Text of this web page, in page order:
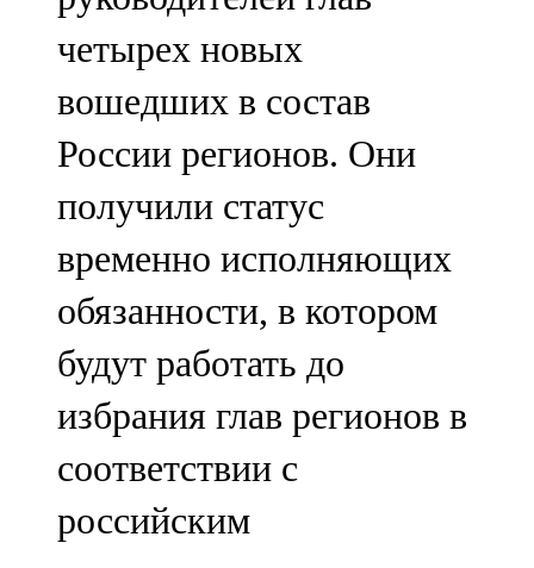
91,0 FM
Шәмәрдән
102,3 FM
Яңа чишмә
107,0 FM
Яр Чаллы
105,5 FM
четырех новых
вошедших в состав
России регионов. Они
получили статус
временно исполняющих
обязанности, в котором
будут работать до
избрания глав регионов в
соответствии с
российским